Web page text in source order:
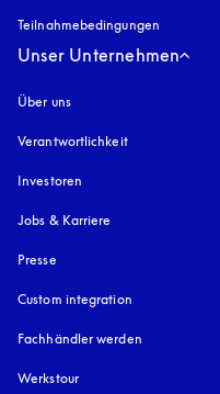
Teilnahmebedingungen
Unser Unternehmen
Über uns
Verantwortlichkeit
Investoren
Jobs & Karriere
Presse
Custom integration
Fachhändler werden
Werkstour